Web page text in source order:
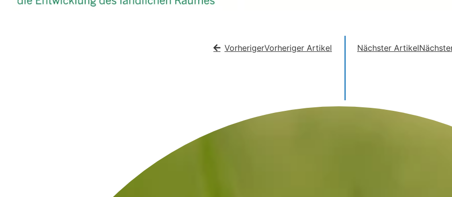
VorherigerVorheriger Artikel Nächster Artikel